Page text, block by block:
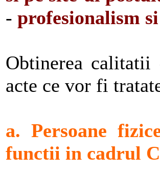
- profesionalism
Obtinerea calitatii
acte ce vor fi
a. Persoane
functii in cadrul